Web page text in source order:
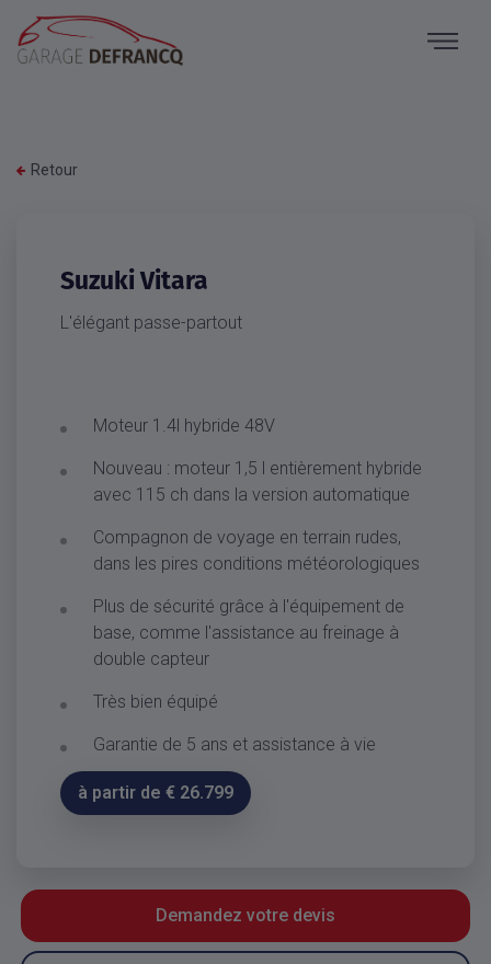
Retour
Suzuki Vitara
L'élégant passe-partout
Moteur 1.4l hybride 48V
Nouveau : moteur 1,5 l entièrement hybride
avec 115 ch dans la version automatique
Compagnon de voyage en terrain rudes,
dans les pires conditions météorologiques
Plus de sécurité grâce à l'équipement de
base, comme l'assistance au freinage à
double capteur
Très bien équipé
Garantie de 5 ans et assistance à vie
à partir de € 26.799
Demandez votre devis